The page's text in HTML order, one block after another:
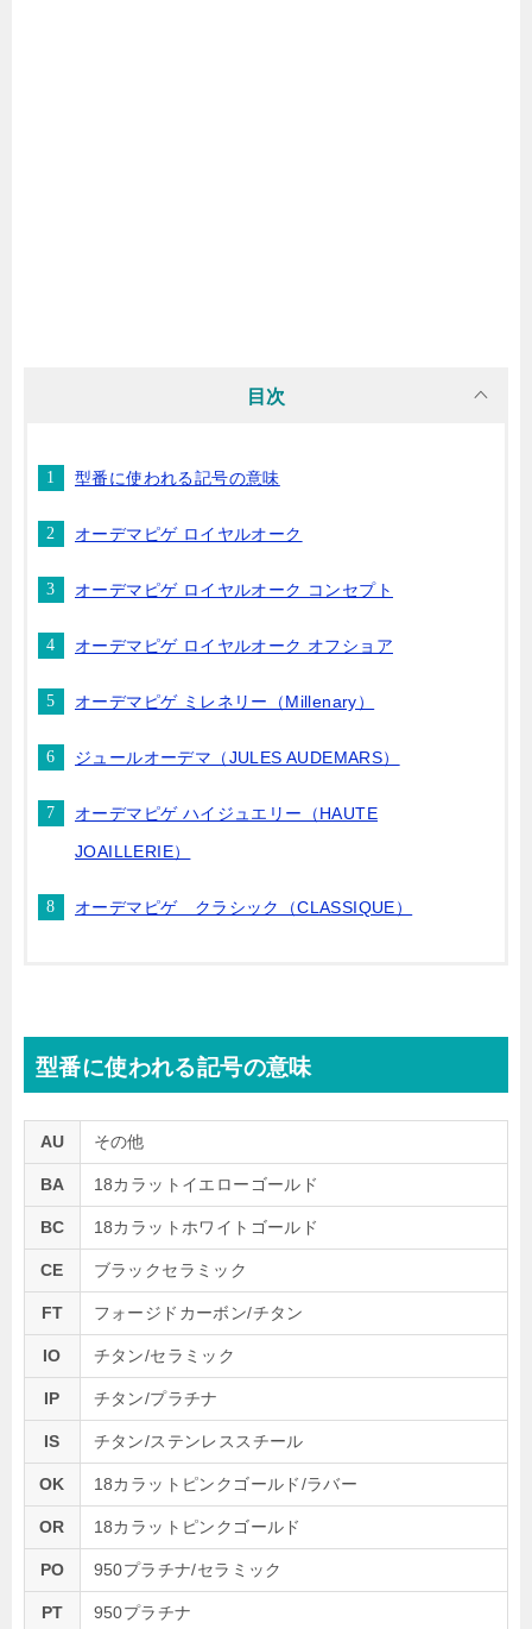
目次
型番に使われる記号の意味
オーデマピゲ ロイヤルオーク
オーデマピゲ ロイヤルオーク コンセプト
オーデマピゲ ロイヤルオーク オフショア
オーデマピゲ ミレネリー（Millenary）
ジュールオーデマ（JULES AUDEMARS）
オーデマピゲ ハイジュエリー（HAUTE
JOAILLERIE）
オーデマピゲ クラシック（CLASSIQUE）
型番に使われる記号の意味
AU その他
BA 18カラットイエローゴールド
BC 18カラットホワイトゴールド
CE ブラックセラミック
FT フォージドカーボン/チタン
IO チタン/セラミック
IP チタン/プラチナ
IS チタン/ステンレススチール
OK 18カラットピンクゴールド/ラバー
OR 18カラットピンクゴールド
PO 950プラチナ/セラミック
PT 950プラチナ